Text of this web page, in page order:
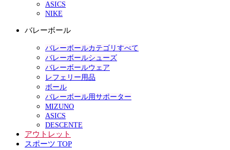
ASICS
NIKE
バレーボール
バレーボールカテゴリすべて
バレーボールシューズ
バレーボールウェア
レフェリー用品
ボール
バレーボール用サポーター
MIZUNO
ASICS
DESCENTE
アウトレット
スポーツ TOP